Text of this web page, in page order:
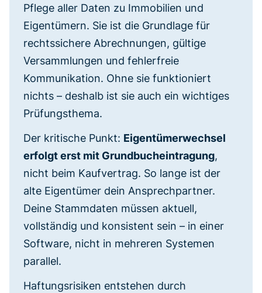
Pflege aller Daten zu Immobilien und
Eigentümern. Sie ist die Grundlage für
rechtssichere Abrechnungen, gültige
Versammlungen und fehlerfreie
Kommunikation. Ohne sie funktioniert
nichts – deshalb ist sie auch ein wichtiges
Prüfungsthema.
Der kritische Punkt: Eigentümerwechsel
erfolgt erst mit Grundbucheintragung,
nicht beim Kaufvertrag. So lange ist der
alte Eigentümer dein Ansprechpartner.
Deine Stammdaten müssen aktuell,
vollständig und konsistent sein – in einer
Software, nicht in mehreren Systemen
parallel.
Haftungsrisiken entstehen durch